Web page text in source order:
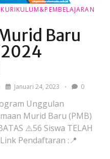
KURIKULUM&PEMBELAJARAN
Baru
Januari 24, 2023 0
Unggulan
Murid Baru (PMB)
⚠️56 Siswa TELAH
Pendaftaran :📍